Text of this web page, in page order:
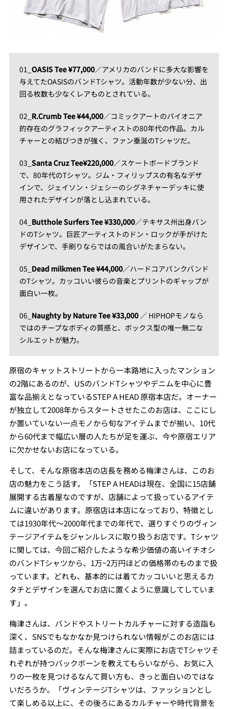
01_ OASIS Tee ¥77,000／アメリカのバンドに多大な影響を
与えてたOASISのバンドTシャツ。活動年数が少ない分、出
回る枚数も少なくレアものとされている。
02_ R.Crumb Tee ¥44,000／コミックアートのパイオニア
的存在のグラフィックアーティストの80年代の作品。カル
チャーとの結びつきが強く、ファン垂涎のTシャツだ。
03_ Santa Cruz Tee¥220,000／スケートボードブランド
で、80年代のTシャツ。ジム・フィリップスの有名なデザ
インで、ジェイソン・ジェシーのシグネチャーデッキに使
用されたデザインが落とし込まれている。
04_ Butthole Surfers Tee ¥330,000／テキサス州出身バン
ドのTシャツ。巨匠アーティストのドン・ロックが手がけた
デザインで、手刷りならではの風合いがたまらない。
05_ Dead milkmen Tee ¥44,000／ハードコアパンクバンド
のTシャツ。カッコいい彼らの音楽とプリントのギャップが
面白い一枚。
06_ Naughty by Nature Tee ¥33,000／ HIPHOPモノなら
ではのチープなボディの質感と、ボックス型の唯一無二な
シルエットが魅力。
原宿のキャットストリートから一本路地に入ったマンション
の2階にあるのが、USのバンドTシャツやデニムを中心に豊
富な品揃えとなっているSTEP A HEAD 原宿本店だ。オーナー
が独立して2008年からスタートさせたこのお店は、ここにし
か置いていない一点モノから旬なアイテムまでが揃い、10代
から60代まで幅広い層の人たちが足を運ぶ、今や原宿エリア
に欠かせないお店になっている。
そして、そんな原宿本店の店長を務める梅津さんは、このお
店の魅力をこう話す。「STEP A HEADは現在、全国に15店舗
展開する古着屋なのですが、店舗によって扱っているアイテ
ムに違いがあります。原宿店は本店になっており、特徴とし
ては1930年代～2000年代までの年代で、選りすぐりのヴィン
テージアイテムをジャンルレスに取り扱うお店です。Tシャツ
に関しては、今回ご紹介したような希少価値の高いイチオシ
のバンドTシャツから、1万~2万円ほどの価格帯のものまで扱
っています。どれも、基本的には着てカッコいいと思えるカ
タチとデザインを選んでお店に置くように意識してしていま
す」。
梅津さんは、バンドやストリートカルチャーに対する造詣も
深く、SNSでもなかなか見つけられない情報がこのお店には
詰まっているのだ。そんな梅津さんに実際にお店でTシャツそ
れぞれが持つバックボーンを教えてもらいながら、お気に入
りの一枚を見つけるなんて買い方も、きっと面白いのではな
いだろうか。「ヴィンテージTシャツは、ファッションとし
て楽しめる以上に、その後ろにあるカルチャーや時代背景を